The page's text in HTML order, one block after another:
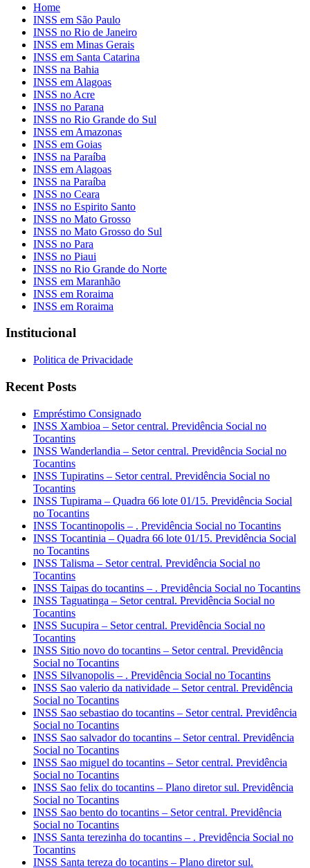
Home
INSS em São Paulo
INSS no Rio de Janeiro
INSS em Minas Gerais
INSS em Santa Catarina
INSS na Bahia
INSS em Alagoas
INSS no Acre
INSS no Parana
INSS no Rio Grande do Sul
INSS em Amazonas
INSS em Goias
INSS na Paraíba
INSS em Alagoas
INSS na Paraíba
INSS no Ceara
INSS no Espirito Santo
INSS no Mato Grosso
INSS no Mato Grosso do Sul
INSS no Para
INSS no Piaui
INSS no Rio Grande do Norte
INSS em Maranhão
INSS em Roraima
INSS em Roraima
Institucional
Politica de Privacidade
Recent Posts
Empréstimo Consignado
INSS Xambioa – Setor central. Previdência Social no
Tocantins
INSS Wanderlandia – Setor central. Previdência Social no
Tocantins
INSS Tupiratins – Setor central. Previdência Social no
Tocantins
INSS Tupirama – Quadra 66 lote 01/15. Previdência Social
no Tocantins
INSS Tocantinopolis – . Previdência Social no Tocantins
INSS Tocantinia – Quadra 66 lote 01/15. Previdência Social
no Tocantins
INSS Talisma – Setor central. Previdência Social no
Tocantins
INSS Taipas do tocantins – . Previdência Social no Tocantins
INSS Taguatinga – Setor central. Previdência Social no
Tocantins
INSS Sucupira – Setor central. Previdência Social no
Tocantins
INSS Sitio novo do tocantins – Setor central. Previdência
Social no Tocantins
INSS Silvanopolis – . Previdência Social no Tocantins
INSS Sao valerio da natividade – Setor central. Previdência
Social no Tocantins
INSS Sao sebastiao do tocantins – Setor central. Previdência
Social no Tocantins
INSS Sao salvador do tocantins – Setor central. Previdência
Social no Tocantins
INSS Sao miguel do tocantins – Setor central. Previdência
Social no Tocantins
INSS Sao felix do tocantins – Plano diretor sul. Previdência
Social no Tocantins
INSS Sao bento do tocantins – Setor central. Previdência
Social no Tocantins
INSS Santa terezinha do tocantins – . Previdência Social no
Tocantins
INSS Santa tereza do tocantins – Plano diretor sul.